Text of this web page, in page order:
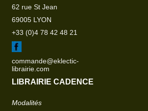
62 rue St Jean
69005 LYON
+33 (0)4 78 42 48 21
commande@eklectic-
librairie.com
LIBRAIRIE CADENCE
Modalités